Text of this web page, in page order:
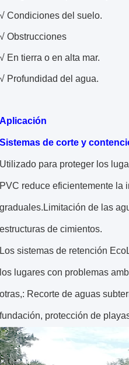
√ Condiciones del suelo.
√ Obstrucciones
√ En tierra o en alta mar.
√ Profundidad del agua.
Aplicación
Sistemas de corte y
Utilizado para proteger los
PVC reduce eficientemente la
graduales.Limitación de las
estructuras de cimientos.
Los sistemas de retención
los lugares con problemas
otras,: Recorte de aguas
fundación, protección de